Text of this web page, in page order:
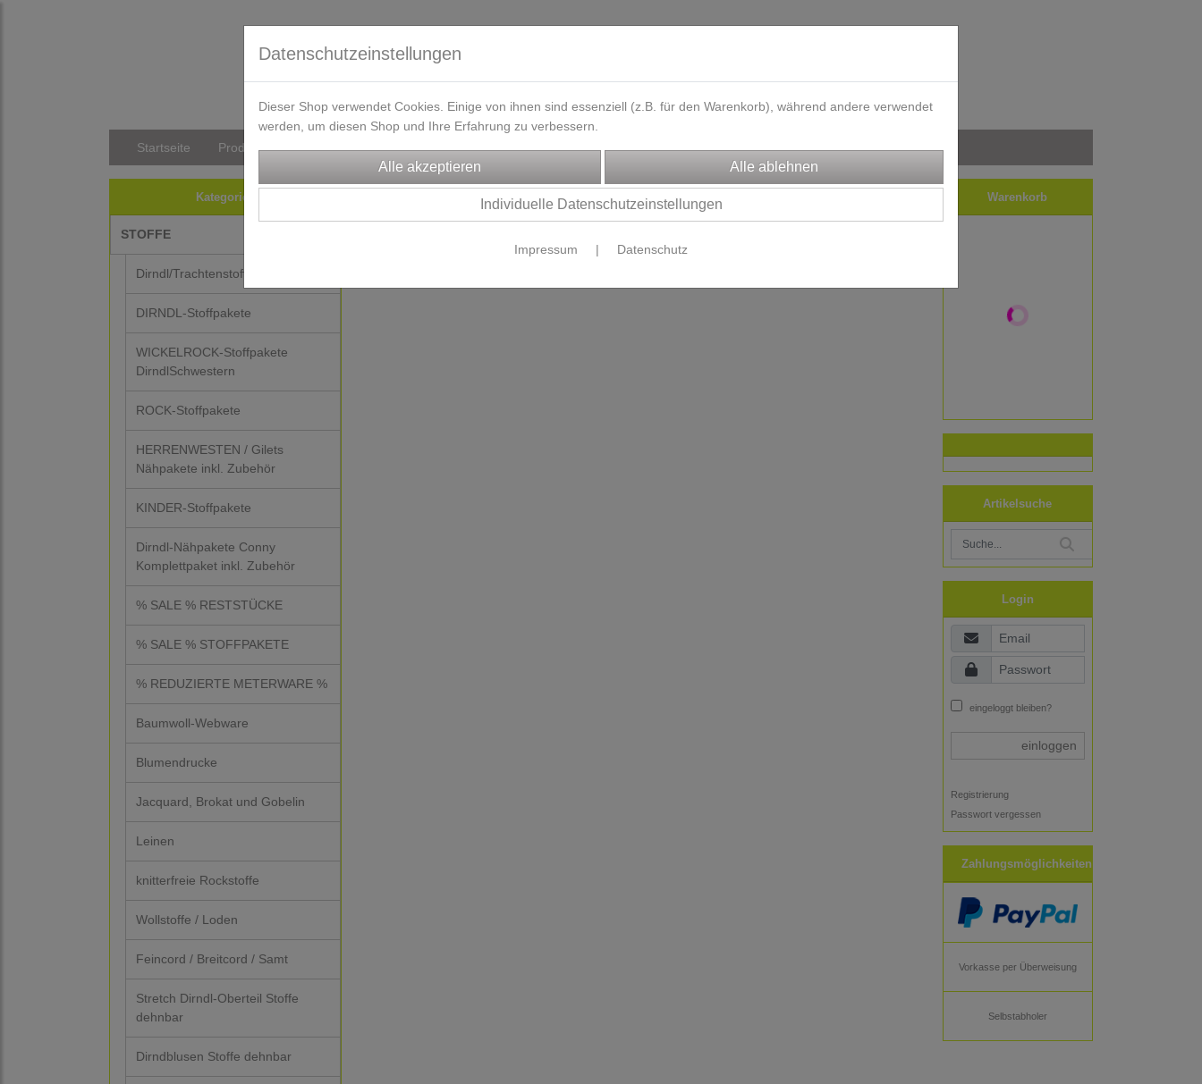
Startseite Produkte Versandkosten/Lieferzeit Kontakt / Öffnungszeiten Gutscheine Designbeispiele Impressum
Kategorien
STOFFE
Dirndl/Trachtenstoffe
DIRNDL-Stoffpakete
WICKELROCK-Stoffpakete
DirndlSchwestern
ROCK-Stoffpakete
HERRENWESTEN / Gilets
Nähpakete inkl. Zubehör
KINDER-Stoffpakete
Dirndl-Nähpakete Conny
Komplettpaket inkl. Zubehör
% SALE % RESTSTÜCKE
% SALE % STOFFPAKETE
% REDUZIERTE METERWARE %
Baumwoll-Webware
Blumendrucke
Jacquard, Brokat und Gobelin
Leinen
knitterfreie Rockstoffe
Wollstoffe / Loden
Feincord / Breitcord / Samt
Stretch Dirndl-Oberteil Stoffe
dehnbar
Dirndblusen Stoffe dehnbar
Warenkorb
Artikelsuche
Login
eingeloggt bleiben?
einloggen
Registrierung
Passwort vergessen
Zahlungsmöglichkeiten
Vorkasse per Überweisung
Selbstabholer
Datenschutzeinstellungen
Dieser Shop verwendet Cookies. Einige von ihnen sind essenziell (z.B. für den Warenkorb), während andere verwendet
werden, um diesen Shop und Ihre Erfahrung zu verbessern.
Individuelle Datenschutzeinstellungen
Impressum | Datenschutz